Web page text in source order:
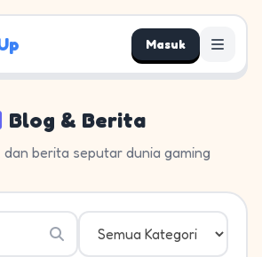
Masuk
Blog & Berita
berita seputar dunia gaming